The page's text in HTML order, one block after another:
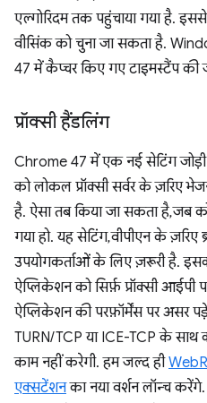
एल्गोरिदम तक पहुंचाया गया है.
वीसिंक को चुना जा सकता है.
47 में कैप्चर किए गए टाइमस्टैंप की
प्रॉक्सी हैंडलिंग
Chrome 47 में एक नई सेटिंग
को लोकल प्रॉक्सी सर्वर के ज़रिए
है. ऐसा तब किया जा सकता है, जब
गया हो. यह सेटिंग, वीपीएन के
उपयोगकर्ताओं के लिए ज़रूरी है.
ऐप्लिकेशन को सिर्फ़ प्रॉक्सी आईपी
ऐप्लिकेशन की परफ़ॉर्मेंस पर असर
TURN/TCP या ICE-TCP के साथ
काम नहीं करेगी. हम जल्द ही
एक्सटेंशनका नया वर्शन लॉन्च